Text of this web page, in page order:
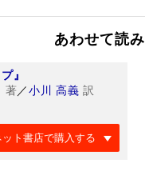
あわせて読
』
著／小川 高義 訳
ット書店で購入する